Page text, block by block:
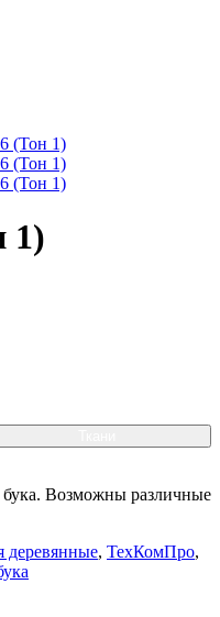
1)
бука. Возможны различные
деревянные, ТехКомПро,